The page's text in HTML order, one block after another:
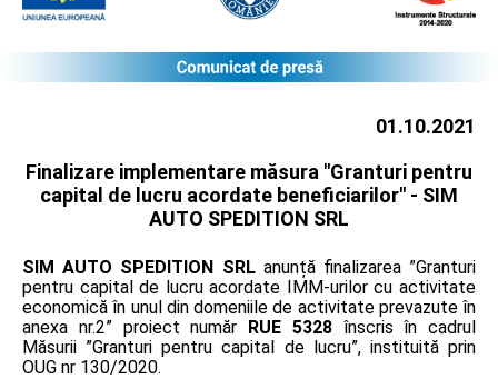
01.10.2021
Finalizare implementare măsura "Granturi pentru
capital de lucru acordate beneficiarilor" - SIM
AUTO SPEDITION SRL
SIM AUTO SPEDITION SRLanunță finalizarea ”Granturi
pentru capital de lucru acordate IMM-urilor cu activitate
economică în unul din domeniile de activitate prevazute în
anexa nr.2” proiect număr RUE 5328înscris în cadrul
Măsurii ”Granturi pentru capital de lucru”, instituită prin
OUG nr 130/2020.